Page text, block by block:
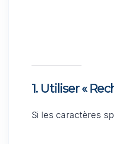
1. Utiliser «
Si les caractères